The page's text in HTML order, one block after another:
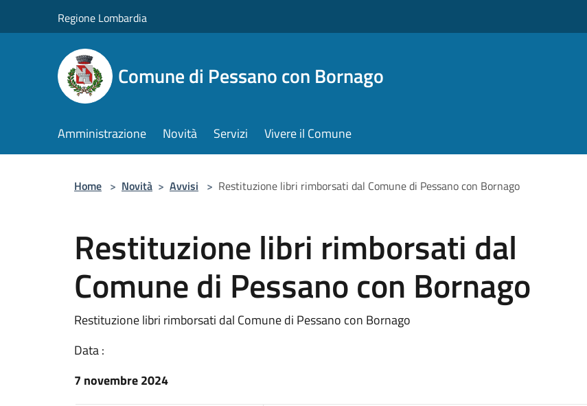
Regione Lombardia
Comune di Pessano con Bornago
Amministrazione Novità Servizi Vivere il Comune
Home > Novità > Avvisi > Restituzione libri rimborsati dal Comune di Pessano con Bornago
Restituzione libri rimborsati dal
Comune di Pessano con Bornago
Restituzione libri rimborsati dal Comune di Pessano con Bornago
Data :
7 novembre 2024